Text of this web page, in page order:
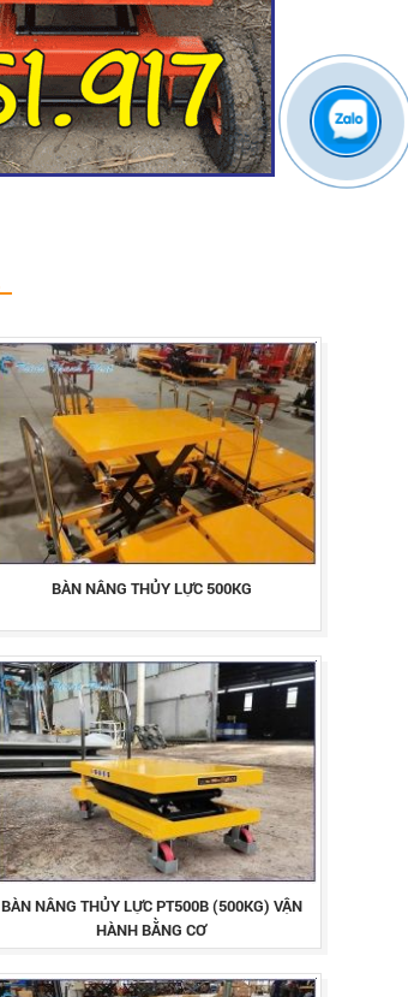
BÀN NÂNG THỦY LỰC 500KG
BÀN NÂNG THỦY LỰC PT500B (500KG) VẬN
HÀNH BẰNG CƠ